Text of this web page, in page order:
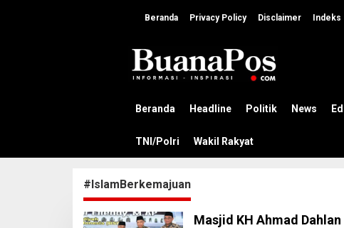
e
Beranda Privacy Policy Disclaimer Indeks
Beranda Headline Politik News
TNI/Polri Wakil Rakyat
#IslamBerkemajuan
Masjid KH Ahmad